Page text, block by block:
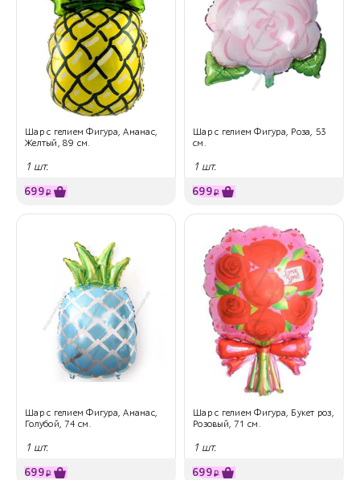
Шар с гелием Фигура, Ананас,
Желтый, 89 см.
1 шт.
699₽
Шар с гелием Фигура, Роза, 53
см.
1 шт.
699₽
Шар с гелием Фигура, Ананас,
Голубой, 74 см.
1 шт.
699₽
Шар с гелием Фигура, Букет роз,
Розовый, 71 см.
1 шт.
699₽